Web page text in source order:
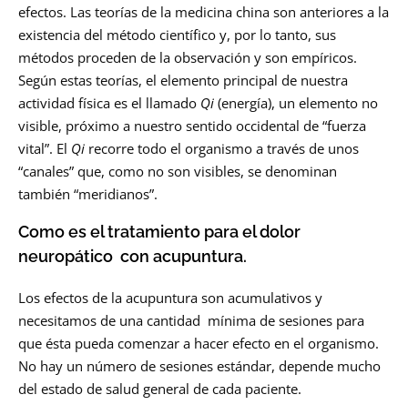
efectos. Las teorías de la medicina china son anteriores a la
existencia del método científico y, por lo tanto, sus
métodos proceden de la observación y son empíricos.
Según estas teorías, el elemento principal de nuestra
actividad física es el llamado Qi (energía), un elemento no
visible, próximo a nuestro sentido occidental de “fuerza
vital”. El Qi recorre todo el organismo a través de unos
“canales” que, como no son visibles, se denominan
también “meridianos”.
Como es el tratamiento para el dolor
neuropático con acupuntura.
Los efectos de la acupuntura son acumulativos y
necesitamos de una cantidad mínima de sesiones para
que ésta pueda comenzar a hacer efecto en el organismo.
No hay un número de sesiones estándar, depende mucho
del estado de salud general de cada paciente.